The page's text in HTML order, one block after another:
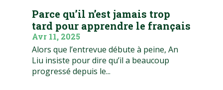
Parce qu’il n’est jamais trop
tard pour apprendre le français
Avr 11, 2025
Alors que l’entrevue débute à peine, An
Liu insiste pour dire qu’il a beaucoup
progressé depuis le...